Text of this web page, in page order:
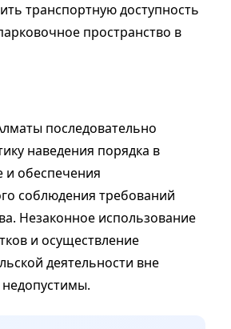
транспортную доступность
пространство в
последовательно
наведения порядка в
и обеспечения
соблюдения требований
Незаконное использование
и осуществление
деятельности вне